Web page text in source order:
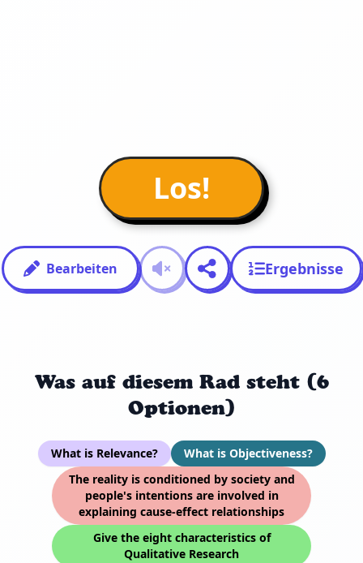
Los!
Bearbeiten Ergebnisse
Was auf diesem Rad steht (6
Optionen)
What is Relevance?
What is Objectiveness?
The reality is conditioned by society and
people's intentions are involved in
explaining cause-effect relationships
Give the eight characteristics of
Qualitative Research